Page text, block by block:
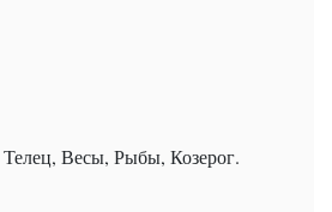
Телец, Весы, Рыбы, Козерог.